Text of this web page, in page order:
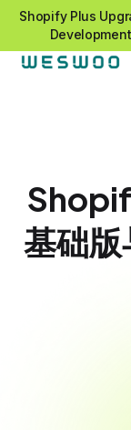
Shopify Plus
基础